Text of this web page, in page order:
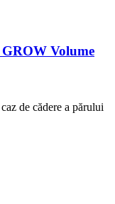
GROW Volume
de cădere a părului